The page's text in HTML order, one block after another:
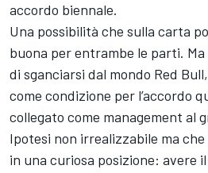
accordo biennale.
Una possibilità che sulla carta
buona per entrambe le parti.
di sganciarsi dal mondo Red
come condizione per l’accordo
collegato come management al
Ipotesi non irrealizzabile ma
in una curiosa posizione: avere